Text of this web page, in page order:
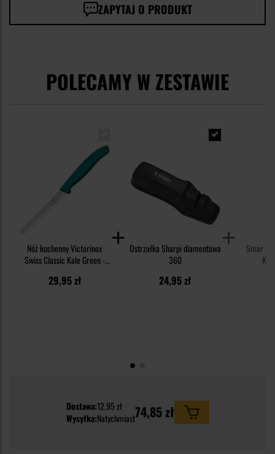
ZAPYTAJ O PRODUKT
POLECAMY W ZESTAWIE
Nóż kuchenny Victorinox
Swiss Classic Kale Green -
czubkiem
29,95 zł
Ostrzałka Sharpi diamentowa
360
24,95 zł
Smar
Dostawa:12,95 zł
Wysyłka:Natychmiast74,85 zł